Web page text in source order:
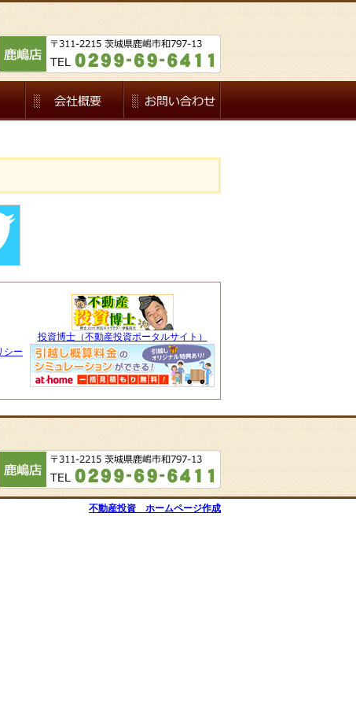
シー
投資博士（不動産投資ポータルサイト）
不動産投資 ホームページ作成